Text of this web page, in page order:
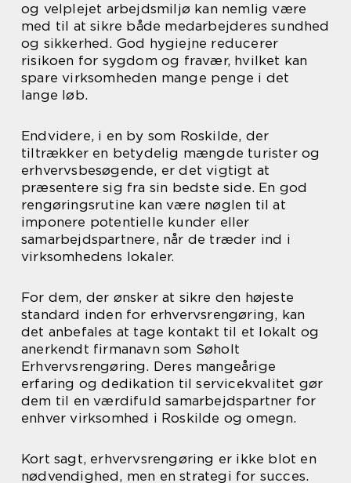
og velplejet arbejdsmiljø kan nemlig være
med til at sikre både medarbejderes sundhed
og sikkerhed. God hygiejne reducerer
risikoen for sygdom og fravær, hvilket kan
spare virksomheden mange penge i det
lange løb.
Endvidere, i en by som Roskilde, der
tiltrækker en betydelig mængde turister og
erhvervsbesøgende, er det vigtigt at
præsentere sig fra sin bedste side. En god
rengøringsrutine kan være nøglen til at
imponere potentielle kunder eller
samarbejdspartnere, når de træder ind i
virksomhedens lokaler.
For dem, der ønsker at sikre den højeste
standard inden for erhvervsrengøring, kan
det anbefales at tage kontakt til et lokalt og
anerkendt firmanavn som Søholt
Erhvervsrengøring. Deres mangeårige
erfaring og dedikation til servicekvalitet gør
dem til en værdifuld samarbejdspartner for
enhver virksomhed i Roskilde og omegn.
Kort sagt, erhvervsrengøring er ikke blot en
nødvendighed, men en strategi for succes.